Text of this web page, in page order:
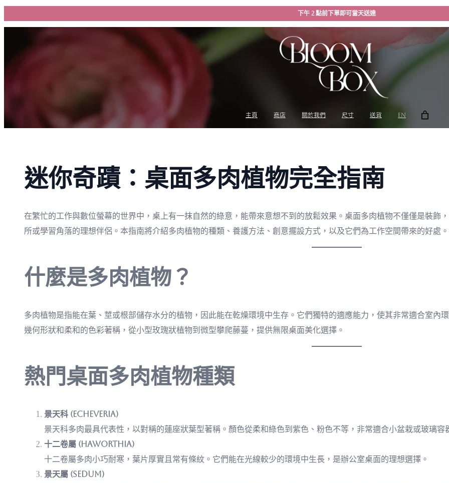
至
要
內
下午 2 點前下單即可當天送達
主頁 商店 關於我們 尺寸 送貨 EN
迷你奇蹟：桌面多肉植物完全指南
在繁忙的工作與數位螢幕的世界中，桌上有一抹自然的綠意，能帶來意想不到的放鬆效果。桌面多肉植物不僅僅是裝飾
所或學習角落的理想伴侶。本指南將介紹多肉植物的種類、養護方法、創意擺設方式，以及它們為工作空間帶來的好處。
什麼是多肉植物？
多肉植物是指能在葉、莖或根部儲存水分的植物，因此能在乾燥環境中生存。它們獨特的適應能力，使其非常適合室內
幾何形狀和柔和的色彩著稱，從小型玫瑰狀植物到微型攀爬藤蔓，提供無限桌面美化選擇。
熱門桌面多肉植物種類
景天科 (Echeveria)
景天科多肉最具代表性，以對稱的蓮座狀葉型著稱。顏色從柔和綠色到紫色、粉色不等，非常適合小盆栽或玻璃
十二卷屬 (Haworthia)
十二卷屬多肉小巧耐寒，葉片厚實且常有條紋。它們能在光線較少的環境中生長，是辦公室桌面的理想選擇。
景天屬 (Sedum)